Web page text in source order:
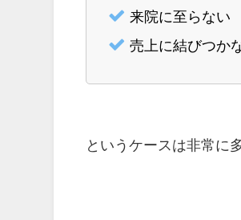
来院に至らない
売上に結びつか
というケースは非常に